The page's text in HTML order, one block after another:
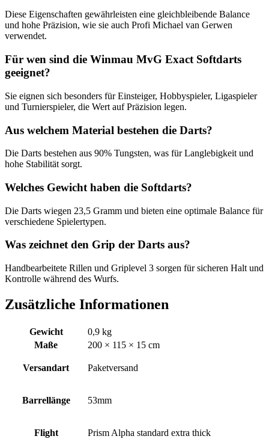
Diese Eigenschaften gewährleisten eine gleichbleibende Balance
und hohe Präzision, wie sie auch Profi Michael van Gerwen
verwendet.
Für wen sind die Winmau MvG Exact Softdarts
geeignet?
Sie eignen sich besonders für Einsteiger, Hobbyspieler, Ligaspieler
und Turnierspieler, die Wert auf Präzision legen.
Aus welchem Material bestehen die Darts?
Die Darts bestehen aus 90% Tungsten, was für Langlebigkeit und
hohe Stabilität sorgt.
Welches Gewicht haben die Softdarts?
Die Darts wiegen 23,5 Gramm und bieten eine optimale Balance für
verschiedene Spielertypen.
Was zeichnet den Grip der Darts aus?
Handbearbeitete Rillen und Griplevel 3 sorgen für sicheren Halt und
Kontrolle während des Wurfs.
Zusätzliche Informationen
Gewicht
0,9 kg
Maße
200 × 115 × 15 cm
Versandart Paketversand
Barrellänge 53mm
Flight Prism Alpha standard extra thick